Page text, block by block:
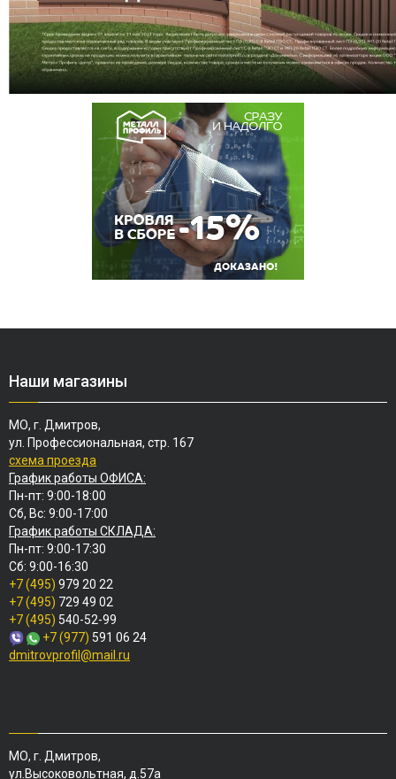
Наши магазины
МО, г. Дмитров,
ул. Профессиональная, стр. 167
схема проезда
График работы ОФИСА:
Пн-пт: 9:00-18:00
Сб, Вс: 9:00-17:00
График работы СКЛАДА:
Пн-пт: 9:00-17:30
Сб: 9:00-16:30
+7 (495) 979 20 22
+7 (495) 729 49 02
+7 (495) 540-52-99
+7 (977) 591 06 24
dmitrovprofil@mail.ru
МО, г. Дмитров,
ул.Высоковольтная, д.57а